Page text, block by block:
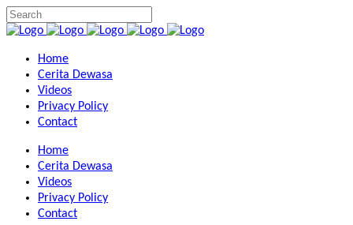
Home
Cerita Dewasa
Videos
Privacy Policy
Contact
Home
Cerita Dewasa
Videos
Privacy Policy
Contact